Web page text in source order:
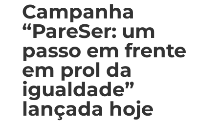
Campanha
“PareSer: um
passo em frente
em prol da
igualdade”
lançada hoje